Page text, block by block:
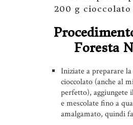
200 g
Foresta
Iniziate a preparare
cioccolato (anche al
perfetto), aggiungete
e mescolate fino a
amalgamato, quindi